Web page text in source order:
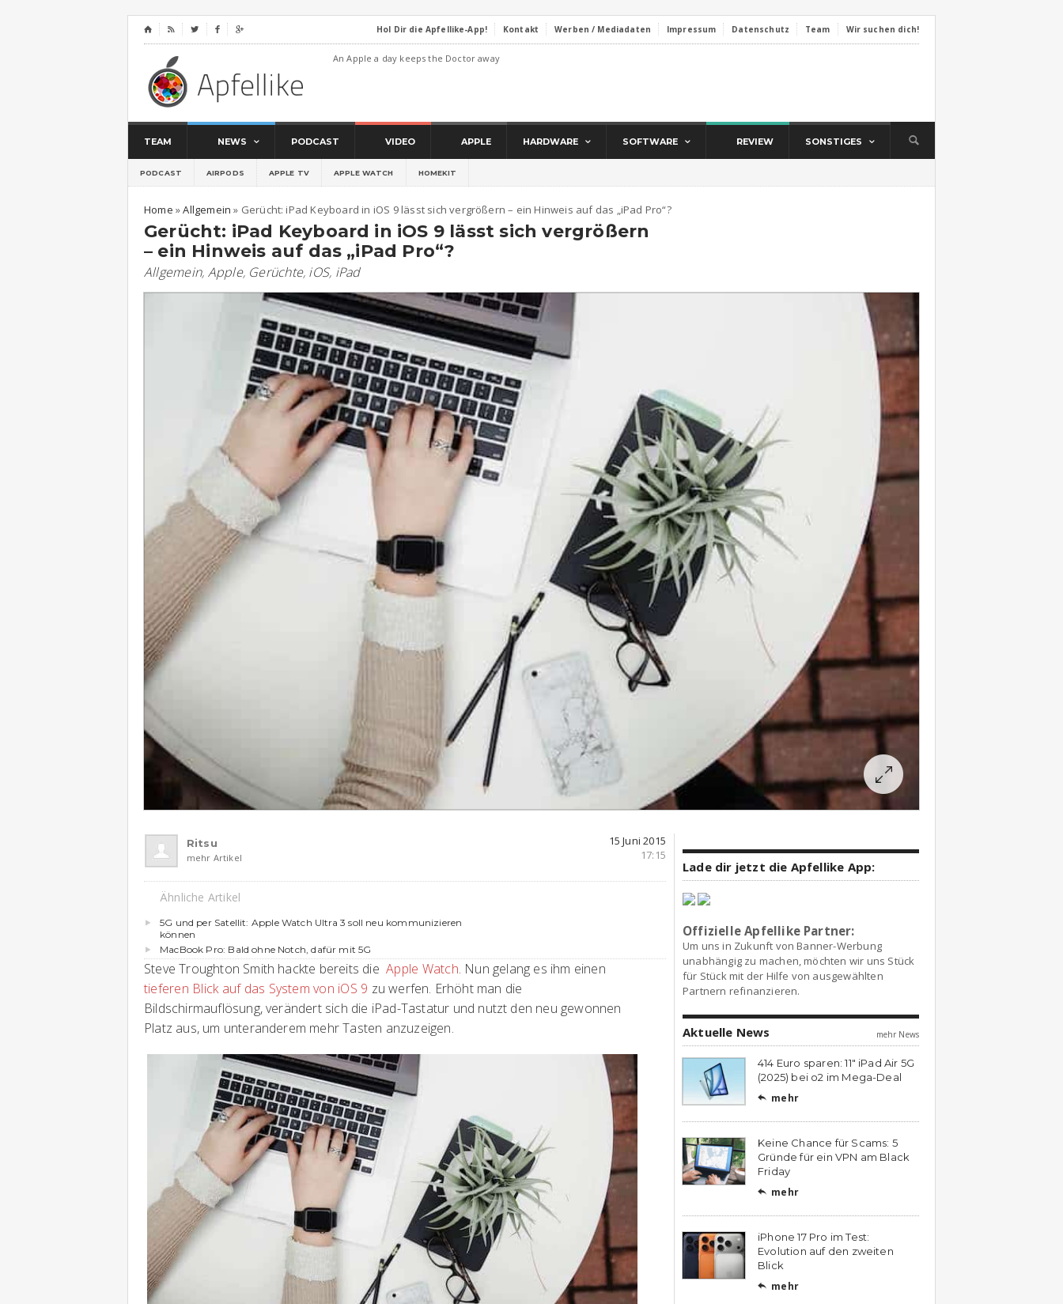
⌂     Hol Dir die Apfellike-App! Kontakt Werben / Mediadaten Impressum Datenschutz Team Wir suchen dich!
An Apple a day keeps the Doctor away
TEAM NEWS PODCAST VIDEO APPLE HARDWARE SOFTWARE REVIEW SONSTIGES
PODCAST AIRPODS APPLE TV APPLE WATCH HOMEKIT
Home »Allgemein » Gerücht: iPad Keyboard in iOS 9 lässt sich vergrößern – ein Hinweis auf das „iPad Pro“?
Gerücht: iPad Keyboard in iOS 9 lässt sich vergrößern
– ein Hinweis auf das „iPad Pro“?
Allgemein, Apple, Gerüchte, iOS, iPad
Ritsu
mehr Artikel
15 Juni 2015
17:15
Ähnliche Artikel
5G und per Satellit: Apple Watch Ultra 3 soll neu kommunizieren
können
MacBook Pro: Bald ohne Notch, dafür mit 5G
Steve Troughton Smith hackte bereits dieApple Watch. Nun gelang es ihm einen
tieferen Blick auf das System von iOS 9 zu werfen. Erhöht man die
Bildschirmauflösung, verändert sich die iPad-Tastatur und nutzt den neu gewonnen
Platz aus, um unteranderem mehr Tasten anzuzeigen.
Lade dir jetzt die Apfellike App:
Offizielle Apfellike Partner:
Um uns in Zukunft von Banner-Werbung
unabhängig zu machen, möchten wir uns Stück
für Stück mit der Hilfe von ausgewählten
Partnern refinanzieren.
Aktuelle News mehr News
414 Euro sparen: 11″ iPad Air 5G
(2025) bei o2 im Mega-Deal
 mehr
Keine Chance für Scams: 5
Gründe für ein VPN am Black
Friday
 mehr
iPhone 17 Pro im Test:
Evolution auf den zweiten
Blick
 mehr